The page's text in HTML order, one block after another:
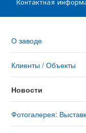
Контактная
О заводе
Клиенты / Объекты
Новости
Фотогалерея: